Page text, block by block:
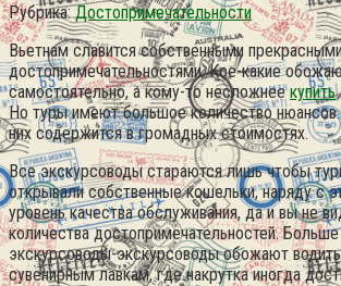
Рубрика: Достопримечательности
Вьетнам славится собственными
достопримечательностями. Кое-какие
самостоятельно, а кому-то несложнеекупить
Но туры имеют большое количество
них содержится в громадных стоимостях.
Все экскурсоводы стараются лишь чтобы
открывали собственные кошельки, наряду с
уровень качества обслуживания, да и вы не
количества достопримечательностей.
экскурсоводы-экскурсоводы обожают
сувенирным лавкам, где накрутка иногда